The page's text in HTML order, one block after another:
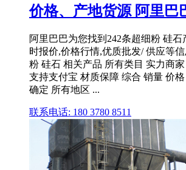
价格、产地货源 阿里巴
阿里巴巴为您找到242条超细粉 硅
时报价,价格行情,优质批发/ 供应等
粉 硅石 相关产品 所有类目 实力商
支持支付宝 材质保障 综合 销量 价
确定 所有地区 ...
联系电话: 180 3780 8511